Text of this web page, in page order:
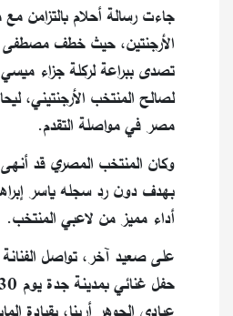
جاءت رسالة أحلام بالتزامن
الأرجنتين، حيث خطف مصطفى
تصدى ببراعة لركلة جزاء ميسي
لصالح المنتخب الأرجنتيني،
مصر في مواصلة التقدم.
وكان المنتخب المصري قد
بهدف دون رد سجله ياسر
أداء مميز من لاعبي المنتخب.
على صعيد آخر، تواصل الفنانة